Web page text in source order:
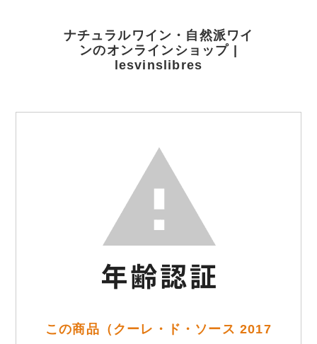
ナチュラルワイン・自然派ワイ
ンのオンラインショップ |
lesvinslibres
この商品（クーレ・ド・ソース 2017